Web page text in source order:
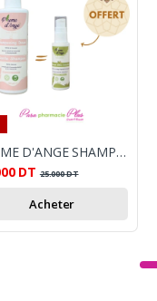
PLUME D'ANGE SHAMP DOUX 250ML+ PLUME D'ANGE LINIMENT OLEO-CALCAIRE 30ML OFFERT
DT 25.000DT
Acheter